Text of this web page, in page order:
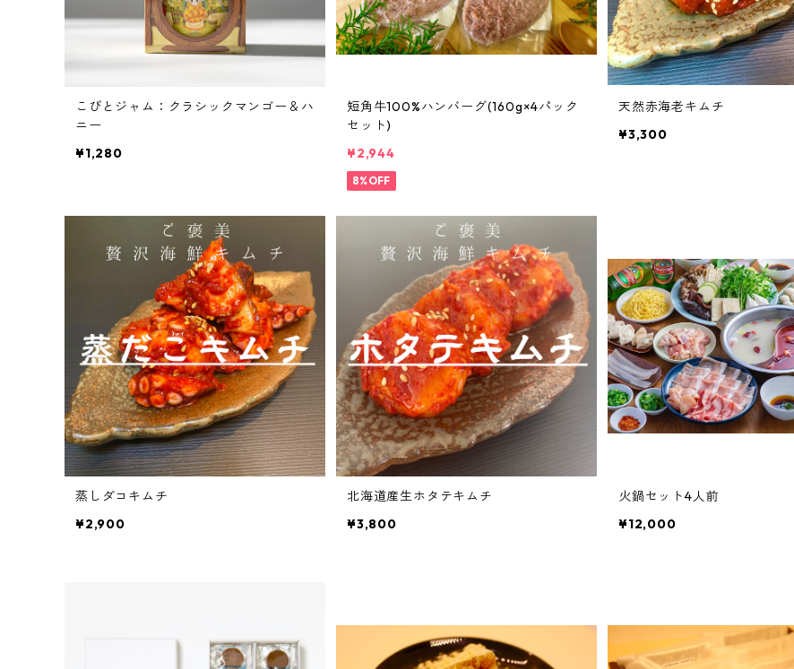
こびとジャム：クラシックマンゴー＆ハ
ニー
¥1,280
短角牛100%ハンバーグ(160g×4パック
セット)
¥2,944
8%OFF
天然赤海老キムチ
¥3,300
蒸しダコキムチ
¥2,900
北海道産生ホタテキムチ
¥3,800
火鍋セット4人前
¥12,000